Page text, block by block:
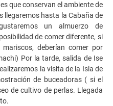
que conservan el ambiente de
llegaremos hasta la Cabaña de
un almuerzo de
de comer diferente, si
deberían comer por
Por la tarde, salida de Ise
la visita de la Isla de
de buceadoras ( si el
de cultivo de perlas. Llegada